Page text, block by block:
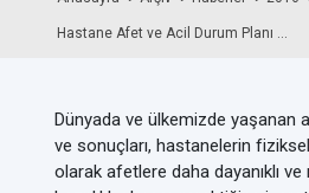
Hastane Afet ve Acil Durum Planı ...
Dünyada ve ülkemizde yaşanan
ve sonuçları, hastanelerin
olarak afetlere daha dayanıklı